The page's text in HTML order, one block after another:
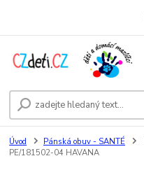
Úvod Pánská obuv - SANTÉ
PE/181502-04 HAVANA